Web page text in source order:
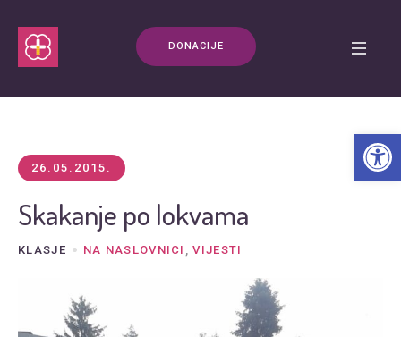
DONACIJE
26.05.2015.
Skakanje po lokvama
KLASJE NA NASLOVNICI ,VIJESTI